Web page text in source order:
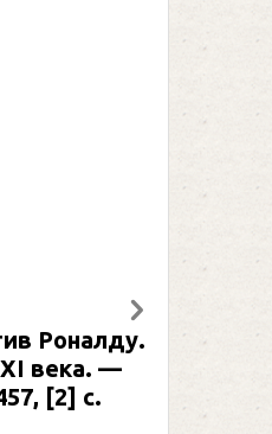
Овечкин
биография. —
2025). — 133,
Следующий